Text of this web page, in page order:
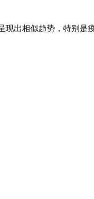
出相似趋势，特别是